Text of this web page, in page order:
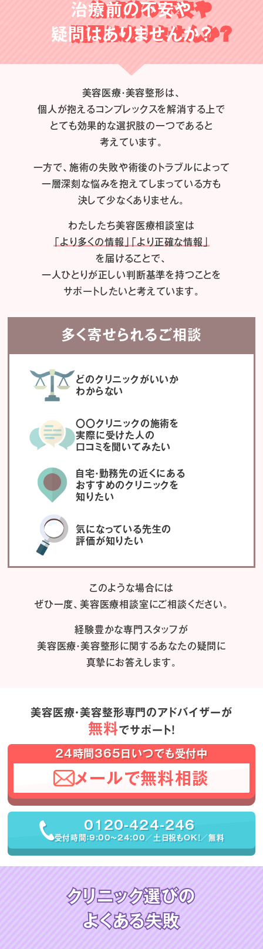
治療前の不安や
疑問はありませんか？
美容医療・美容整形は、
個人が抱えるコンプレックスを解消する上で
とても効果的な選択肢の一つであると
考えています。
一方で、施術の失敗や術後のトラブルによって
一層深刻な悩みを抱えてしまっている方も
決して少なくありません。
わたしたち美容医療相談室は
「より多くの情報」「より正確な情報」
を届けることで、
一人ひとりが正しい判断基準を持つことを
サポートしたいと考えています。
多く寄せられるご相談
どのクリニックがいいか
わからない
〇〇クリニックの施術を
実際に受けた人の
口コミを聞いてみたい
自宅・勤務先の近くにある
おすすめのクリニックを
知りたい
気になっている先生の
評価が知りたい
このような場合には
ぜひ一度、美容医療相談室にご相談ください。
経験豊かな専門スタッフが
美容医療・美容整形に関するあなたの疑問に
真摯にお答えします。
美容医療・美容整形専門のアドバイザーが
無料でサポート！
24時間365日いつでも受付中
メールで無料相談
0120-424-246
受付時間：9:00〜24:00／土日祝もOK！／無料
クリニック選びの
よくある失敗